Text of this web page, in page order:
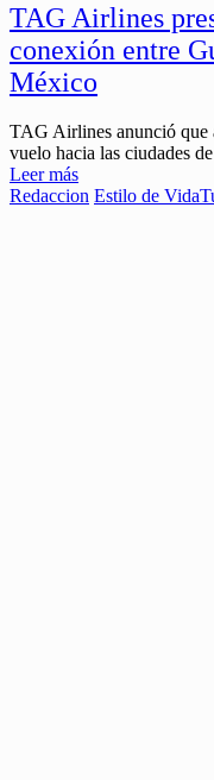
TAG Airlines
conexión entre
México
TAG Airlines anunció que
vuelo hacia las ciudades
Leer más
Redaccion Estilo de Vida